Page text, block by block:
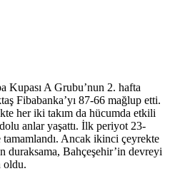
Kupası A Grubu’nun 2. hafta
Fibabanka’yı 87-66 mağlup etti.
her iki takım da hücumda etkili
anlar yaşattı. İlk periyot 23-
Ancak ikinci çeyrekte
duraksama, Bahçeşehir’in devreyi
oldu.